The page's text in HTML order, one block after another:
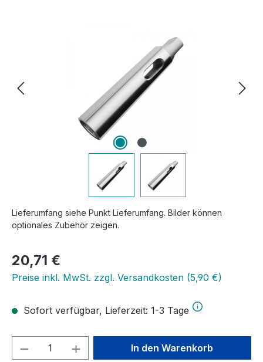
Lieferumfang siehe Punkt Lieferumfang. Bilder können
optionales Zubehör zeigen.
Regulärer Preis:
20,71 €
Preise inkl. MwSt. zzgl. Versandkosten (5,90 €)
Sofort verfügbar, Lieferzeit: 1-3 Tage
Produkt Anzahl: Gib denIn den Warenkorb